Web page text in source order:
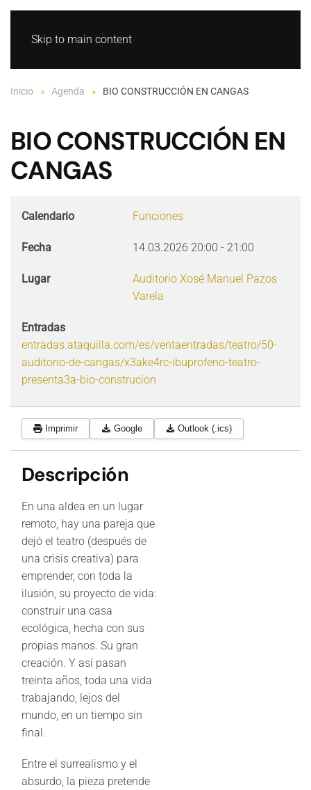
Skip to main content
Inicio Agenda BIO CONSTRUCCIÓN EN CANGAS
BIO CONSTRUCCIÓN EN
CANGAS
Calendario Funciones
Fecha 14.03.2026 20:00 - 21:00
Lugar
Auditorio Xosé Manuel Pazos
Varela
Entradas
entradas.ataquilla.com/es/ventaentradas/teatro/50-
auditorio-de-cangas/x3ake4rc-ibuprofeno-teatro-
presenta3a-bio-construcion
Imprimir Google Outlook (.ics)
Descripción
En una aldea en un lugar
remoto, hay una pareja que
dejó el teatro (después de
una crisis creativa) para
emprender, con toda la
ilusión, su proyecto de vida:
construir una casa
ecológica, hecha con sus
propias manos. Su gran
creación. Y así pasan
treinta años, toda una vida
trabajando, lejos del
mundo, en un tiempo sin
final.
Entre el surrealismo y el
absurdo, la pieza pretende